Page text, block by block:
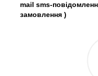
mail sms-
замовлення )